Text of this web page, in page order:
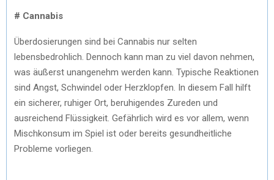
# Cannabis
Überdosierungen sind bei Cannabis nur selten
lebensbedrohlich. Dennoch kann man zu viel davon nehmen,
was äußerst unangenehm werden kann. Typische Reaktionen
sind Angst, Schwindel oder Herzklopfen. In diesem Fall hilft
ein sicherer, ruhiger Ort, beruhigendes Zureden und
ausreichend Flüssigkeit. Gefährlich wird es vor allem, wenn
Mischkonsum im Spiel ist oder bereits gesundheitliche
Probleme vorliegen.